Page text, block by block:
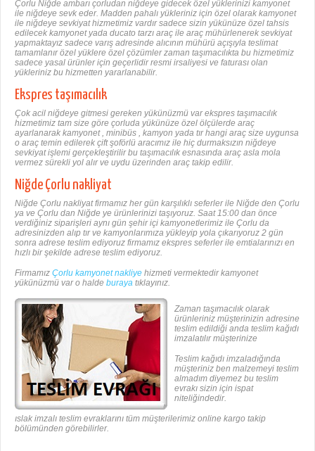
Çorlu Niğde ambarı çorludan niğdeye gidecek özel yüklerinizi kamyonet
ile niğdeye sevk eder. Madden pahalı yükleriniz için özel olarak kamyonet
ile niğdeye sevkiyat hizmetimiz vardır sadece sizin yükünüze özel tahsis
edilecek kamyonet yada ducato tarzı araç ile araç mühürlenerek sevkiyat
yapmaktayız sadece varış adresinde alıcının mühürü açışıyla teslimat
tamamlanır özel yüklere özel çözümler zaman taşımacılıkta bu hizmetimiz
sadece yasal ürünler için geçerlidir resmi irsaliyesi ve faturası olan
yükleriniz bu hizmetten yararlanabilir.
Ekspres taşımacılık
Çok acil niğdeye gitmesi gereken yükünüzmü var ekspres taşımacılık
hizmetimiz tam size göre çorluda yükünüze özel ölçülerde araç
ayarlanarak kamyonet , minibüs , kamyon yada tır hangi araç size uygunsa
o araç temin edilerek çift şoförlü aracımız ile hiç durmaksızın niğdeye
sevkiyat işlemi gerçekleştirilir bu taşımacılık esnasında araç asla mola
vermez sürekli yol alır ve uydu üzerinden araç takip edilir.
Niğde Çorlu nakliyat
Niğde Çorlu nakliyat firmamız her gün karşılıklı seferler ile Niğde den Çorlu
ya ve Çorlu dan Niğde ye ürünlerinizi taşıyoruz. Saat 15:00 dan önce
verdiğiniz siparişleri aynı gün şehir içi kamyonetlerimiz ile Çorlu da
adresinizden alıp tır ve kamyonlarımıza yükleyip yola çıkarıyoruz 2 gün
sonra adrese teslim ediyoruz firmamız ekspres seferler ile emtialarınızı en
hızlı bir şekilde adrese teslim ediyoruz.
Firmamız Çorlu kamyonet nakliye hizmeti vermektedir kamyonet
yükünüzmü var o halde buraya tıklayınız.
Zaman taşımacılık olarak
ürünleriniz müşterinizin adresine
teslim edildiği anda teslim kağıdı
imzalatılır müşterinize
Teslim kağıdı imzaladığında
müşteriniz ben malzemeyi teslim
almadım diyemez bu teslim
evrakı sizin için ispat
niteliğindedir.
ıslak imzalı teslim evraklarını tüm müşterilerimiz online kargo takip
bölümünden görebilirler.